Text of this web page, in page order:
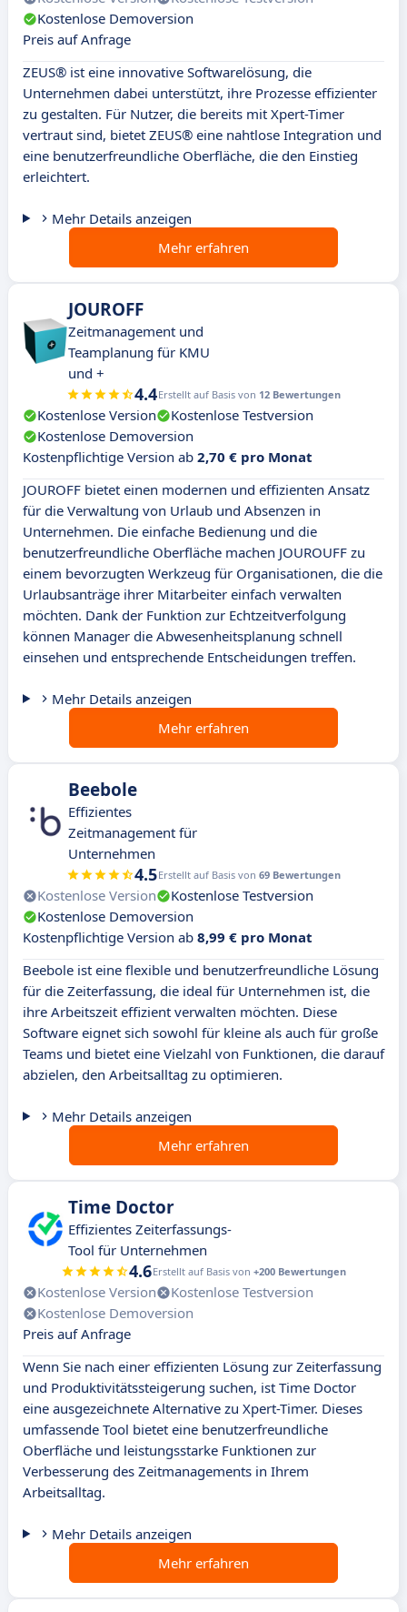
Kostenlose Demoversion
Preis auf Anfrage
ZEUS® ist eine innovative Softwarelösung, die
Unternehmen dabei unterstützt, ihre Prozesse effizienter
zu gestalten. Für Nutzer, die bereits mit Xpert-Timer
vertraut sind, bietet ZEUS® eine nahtlose Integration und
eine benutzerfreundliche Oberfläche, die den Einstieg
erleichtert.
Mehr Details anzeigen
Mehr erfahren
JOUROFF
Zeitmanagement und
Teamplanung für KMU
und +
4.4Erstellt auf Basis von 12 Bewertungen
Kostenlose Version
Kostenlose Testversion
Kostenlose Demoversion
Kostenpflichtige Version ab 2,70 € pro Monat
JOUROFF bietet einen modernen und effizienten Ansatz
für die Verwaltung von Urlaub und Absenzen in
Unternehmen. Die einfache Bedienung und die
benutzerfreundliche Oberfläche machen JOUROUFF zu
einem bevorzugten Werkzeug für Organisationen, die die
Urlaubsanträge ihrer Mitarbeiter einfach verwalten
möchten. Dank der Funktion zur Echtzeitverfolgung
können Manager die Abwesenheitsplanung schnell
einsehen und entsprechende Entscheidungen treffen.
Mehr Details anzeigen
Mehr erfahren
Beebole
Effizientes
Zeitmanagement für
Unternehmen
4.5Erstellt auf Basis von 69 Bewertungen
Kostenlose Version
Kostenlose Testversion
Kostenlose Demoversion
Kostenpflichtige Version ab 8,99 € pro Monat
Beebole ist eine flexible und benutzerfreundliche Lösung
für die Zeiterfassung, die ideal für Unternehmen ist, die
ihre Arbeitszeit effizient verwalten möchten. Diese
Software eignet sich sowohl für kleine als auch für große
Teams und bietet eine Vielzahl von Funktionen, die darauf
abzielen, den Arbeitsalltag zu optimieren.
Mehr Details anzeigen
Mehr erfahren
Time Doctor
Effizientes Zeiterfassungs-
Tool für Unternehmen
4.6Erstellt auf Basis von +200 Bewertungen
Kostenlose Version
Kostenlose Testversion
Kostenlose Demoversion
Preis auf Anfrage
Wenn Sie nach einer effizienten Lösung zur Zeiterfassung
und Produktivitätssteigerung suchen, ist Time Doctor
eine ausgezeichnete Alternative zu Xpert-Timer. Dieses
umfassende Tool bietet eine benutzerfreundliche
Oberfläche und leistungsstarke Funktionen zur
Verbesserung des Zeitmanagements in Ihrem
Arbeitsalltag.
Mehr Details anzeigen
Mehr erfahren